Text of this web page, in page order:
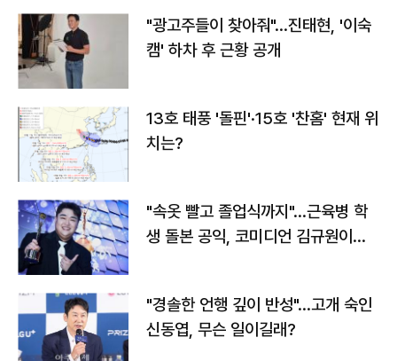
"광고주들이 찾아줘"…진태현, '이숙
캠' 하차 후 근황 공개
13호 태풍 '돌핀'·15호 '찬홈' 현재 위
치는?
"속옷 빨고 졸업식까지"…근육병 학
생 돌본 공익, 코미디언 김규원이었
"경솔한 언행 깊이 반성"…고개 숙인
신동엽, 무슨 일이길래?